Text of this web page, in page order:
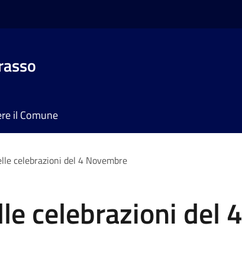
il Comune
celebrazioni del 4 Novembre
celebrazioni del 4